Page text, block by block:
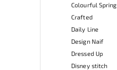
Colourful Spring
Crafted
Daily Line
Design Naif
Dressed Up
Disney stitch